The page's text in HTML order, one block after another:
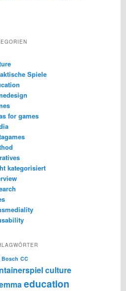
Spiele
for games
kategorisiert
Bosch CC
culture
education